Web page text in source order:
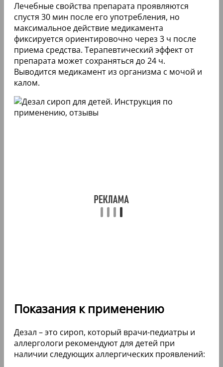
Лечебные свойства препарата проявляются
спустя 30 мин после его употребления, но
максимальное действие медикамента
фиксируется ориентировочно через 3 ч после
приема средства. Терапевтический эффект от
препарата может сохраняться до 24 ч.
Выводится медикамент из организма с мочой и
калом.
Показания к применению
Дезал – это сироп, который врачи-педиатры и
аллергологи рекомендуют для детей при
наличии следующих аллергических проявлений: